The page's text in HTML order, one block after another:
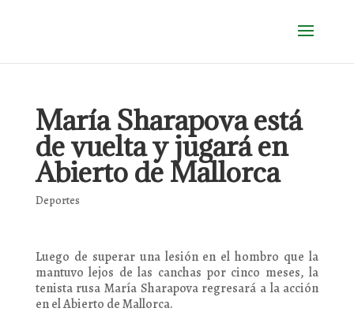
María Sharapova está
de vuelta y jugará en
Abierto de Mallorca
Deportes
Luego de superar una lesión en el hombro que la
mantuvo lejos de las canchas por cinco meses, la
tenista rusa María Sharapova regresará a la acción
en el Abierto de Mallorca.